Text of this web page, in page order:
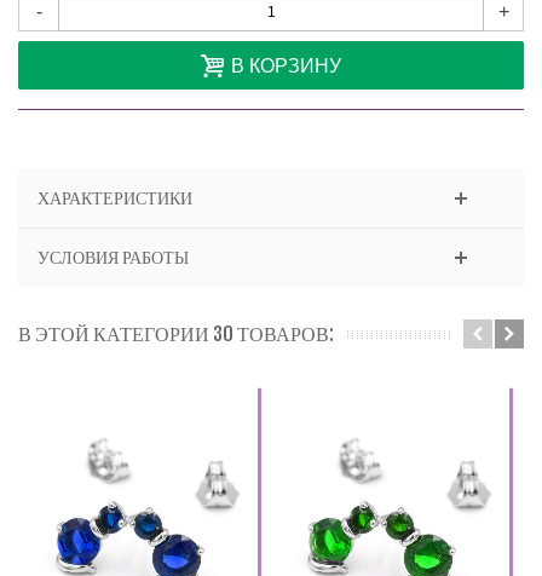
- +
В КОРЗИНУ
ХАРАКТЕРИСТИКИ
УСЛОВИЯ РАБОТЫ
В ЭТОЙ КАТЕГОРИИ 30 ТОВАРОВ: